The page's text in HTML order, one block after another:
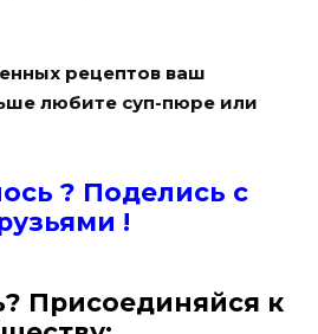
рецептов ваш
любите суп-пюре или
? Поделись с
!
Присоединяйся к